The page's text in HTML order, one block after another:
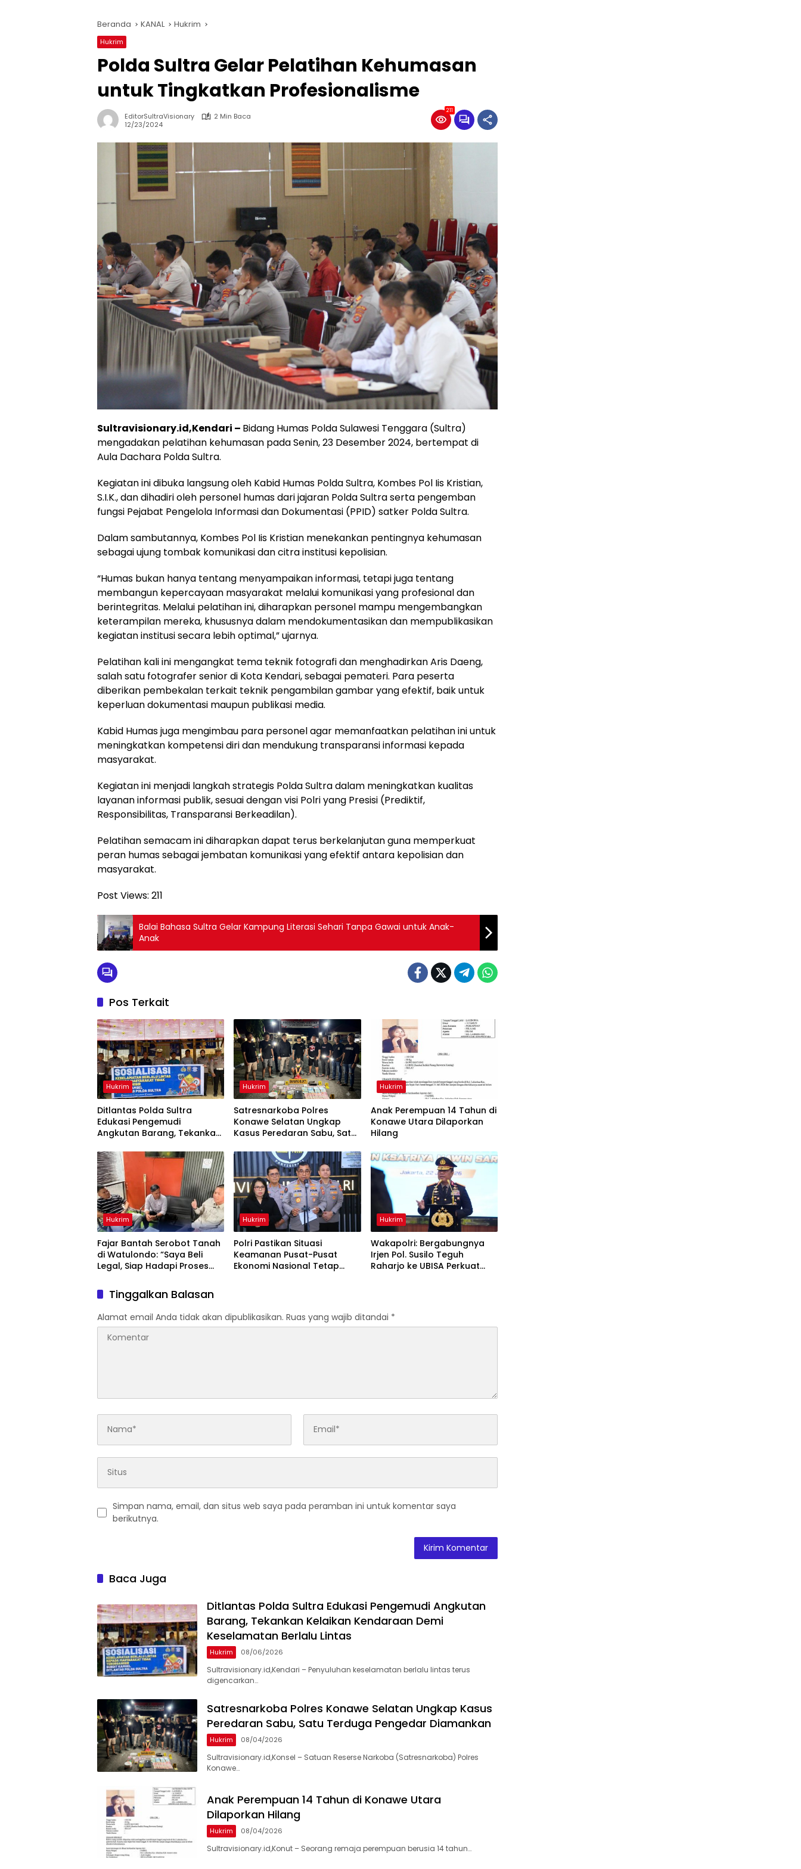
Beranda KANAL Hukrim
Hukrim
Polda Sultra Gelar Pelatihan Kehumasan
untuk Tingkatkan Profesionalisme
EditorSultraVisionary
2 Min Baca
12/23/2024
211
Sultravisionary.id,Kendari – Bidang Humas Polda Sulawesi Tenggara (Sultra)
mengadakan pelatihan kehumasan pada Senin, 23 Desember 2024, bertempat di
Aula Dachara Polda Sultra.
Kegiatan ini dibuka langsung oleh Kabid Humas Polda Sultra, Kombes Pol Iis Kristian,
S.I.K., dan dihadiri oleh personel humas dari jajaran Polda Sultra serta pengemban
fungsi Pejabat Pengelola Informasi dan Dokumentasi (PPID) satker Polda Sultra.
Dalam sambutannya, Kombes Pol Iis Kristian menekankan pentingnya kehumasan
sebagai ujung tombak komunikasi dan citra institusi kepolisian.
“Humas bukan hanya tentang menyampaikan informasi, tetapi juga tentang
membangun kepercayaan masyarakat melalui komunikasi yang profesional dan
berintegritas. Melalui pelatihan ini, diharapkan personel mampu mengembangkan
keterampilan mereka, khususnya dalam mendokumentasikan dan mempublikasikan
kegiatan institusi secara lebih optimal,” ujarnya.
Pelatihan kali ini mengangkat tema teknik fotografi dan menghadirkan Aris Daeng,
salah satu fotografer senior di Kota Kendari, sebagai pemateri. Para peserta
diberikan pembekalan terkait teknik pengambilan gambar yang efektif, baik untuk
keperluan dokumentasi maupun publikasi media.
Kabid Humas juga mengimbau para personel agar memanfaatkan pelatihan ini untuk
meningkatkan kompetensi diri dan mendukung transparansi informasi kepada
masyarakat.
Kegiatan ini menjadi langkah strategis Polda Sultra dalam meningkatkan kualitas
layanan informasi publik, sesuai dengan visi Polri yang Presisi (Prediktif,
Responsibilitas, Transparansi Berkeadilan).
Pelatihan semacam ini diharapkan dapat terus berkelanjutan guna memperkuat
peran humas sebagai jembatan komunikasi yang efektif antara kepolisian dan
masyarakat.
Post Views: 211
Balai Bahasa Sultra Gelar Kampung Literasi Sehari Tanpa Gawai untuk Anak-
Anak
Pos Terkait
Hukrim
Ditlantas Polda Sultra
Edukasi Pengemudi
Angkutan Barang, Tekankan
Keselamatan Berlalu Lintas
Hukrim
Satresnarkoba Polres
Konawe Selatan Ungkap
Kasus Peredaran Sabu, Satu
Diamankan
Hukrim
Anak Perempuan 14 Tahun di
Konawe Utara Dilaporkan
Hilang
Hukrim
‎Fajar Bantah Serobot Tanah
di Watulondo: “Saya Beli
Legal, Siap Hadapi Proses
Hukrim
Polri Pastikan Situasi
Keamanan Pusat-Pusat
Ekonomi Nasional Tetap
Hukrim
Wakapolri: Bergabungnya
Irjen Pol. Susilo Teguh
Raharjo ke UBISA Perkuat
Tinggalkan Balasan
Alamat email Anda tidak akan dipublikasikan. Ruas yang wajib ditandai *
Simpan nama, email, dan situs web saya pada peramban ini untuk komentar saya
berikutnya.
Baca Juga
Ditlantas Polda Sultra Edukasi Pengemudi Angkutan
Barang, Tekankan Kelaikan Kendaraan Demi
Keselamatan Berlalu Lintas
Hukrim 08/06/2026
Sultravisionary.id,Kendari – Penyuluhan keselamatan berlalu lintas terus
digencarkan…
Satresnarkoba Polres Konawe Selatan Ungkap Kasus
Peredaran Sabu, Satu Terduga Pengedar Diamankan
Hukrim 08/04/2026
Sultravisionary.id,Konsel – Satuan Reserse Narkoba (Satresnarkoba) Polres
Konawe…
Anak Perempuan 14 Tahun di Konawe Utara
Dilaporkan Hilang
Hukrim 08/04/2026
Sultravisionary.id,Konut – Seorang remaja perempuan berusia 14 tahun…